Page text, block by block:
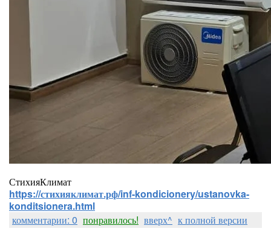
СтихияКлимат
https://стихияклимат.рф/inf-kondicionery/ustanovka-
konditsionera.html
комментарии: 0 понравилось! вверх^ к полной версии